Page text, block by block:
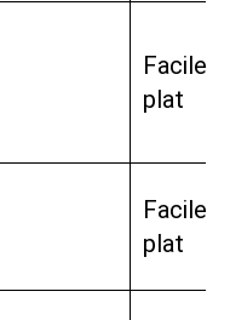
Facile,
plat
Facile,
plat